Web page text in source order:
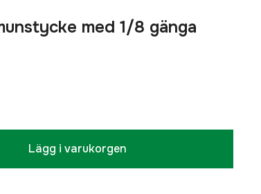
med 1/8 gänga
Lägg i varukorgen